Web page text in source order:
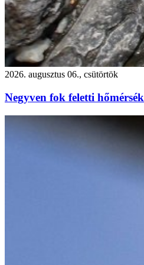
2026. augusztus 06., csütörtök
Negyven fok feletti